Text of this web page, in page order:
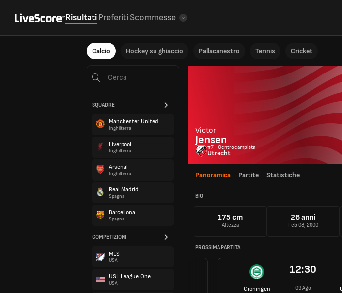
RisultatiPreferiti Scommesse
Calcio Hockey su ghiaccio Pallacanestro Tennis Cricket
SQUADRE
Manchester United
Inghilterra
Liverpool
Inghilterra
Arsenal
Inghilterra
Real Madrid
Spagna
Barcellona
Spagna
COMPETIZIONI
MLS
USA
USL League One
USA
Victor
Jensen
#7 - Centrocampista
Utrecht
Panoramica Partite Statistiche
BIO
175 cm
Altezza
26 anni
Feb 08, 2000
PROSSIMA PARTITA
Groningen
12:30
09 Ago